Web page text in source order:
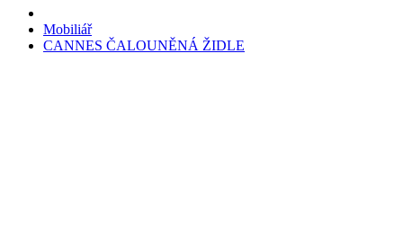
Mobiliář
CANNES ČALOUNĚNÁ ŽIDLE